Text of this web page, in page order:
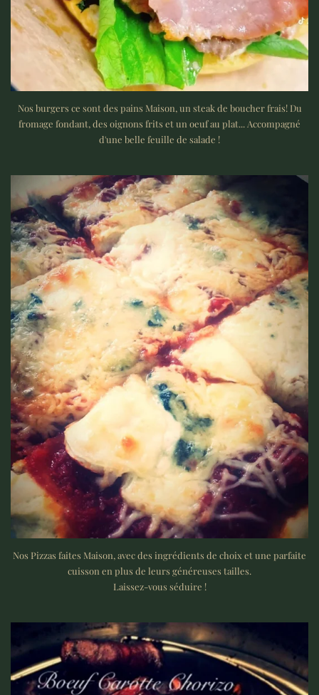
Nos burgers ce sont des pains Maison, un steak de boucher frais! Du
fromage fondant, des oignons frits et un oeuf au plat... Accompagné
d'une belle feuille de salade !
Nos Pizzas faites Maison, avec des ingrédients de choix et une parfaite
cuisson en plus de leurs généreuses tailles.
Laissez-vous séduire !